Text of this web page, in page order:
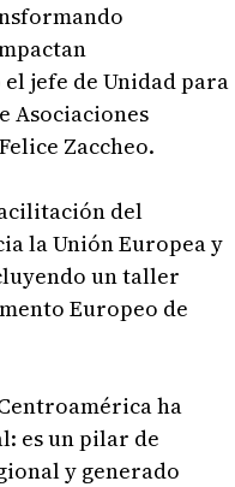
jefe de Unidad para
Asociaciones
Zaccheo.
del
la Unión Europea y
un taller
Europeo de
ha
es un pilar de
y generado